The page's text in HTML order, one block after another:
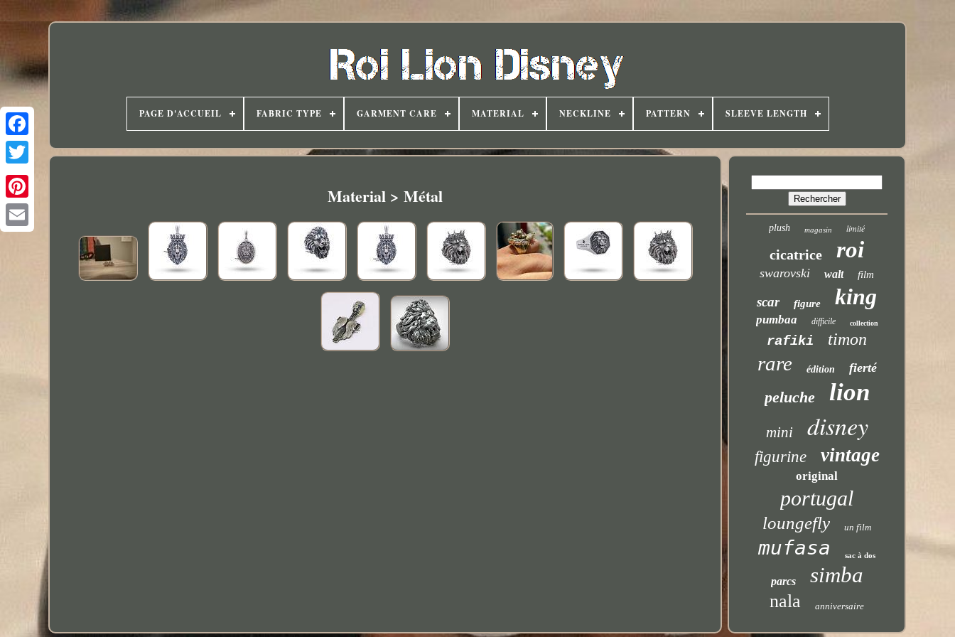
PAGE D'ACCUEIL FABRIC TYPE GARMENT CARE MATERIAL NECKLINE PATTERN SLEEVE LENGTH
Material > Métal
plush magasin limité
cicatrice roi
swarovski walt film
scar figure king
pumbaa difficile collection
rafiki timon
rare édition fierté
peluche lion
mini disney
figurine vintage
original
portugal
loungefly un film
mufasa sac à dos
parcs simba
nala anniversaire